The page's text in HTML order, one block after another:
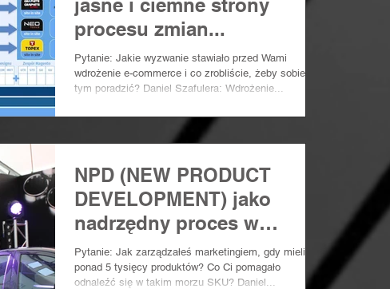
jasne i ciemne strony
procesu zmian...
Pytanie: Jakie wyzwanie stawiało przed Wami
wdrożenie e-commerce i co zrobliście, żeby sobie z
tym poradzić? Daniel Szafulera: Wdrożenie...
NPD (NEW PRODUCT
DEVELOPMENT) jako
nadrzędny proces w
organizacji
Pytanie: Jak zarządzałeś marketingiem, gdy mieliście
ponad 5 tysięcy produktów? Co Ci pomagało
odnaleźć się w takim morzu SKU? Daniel...